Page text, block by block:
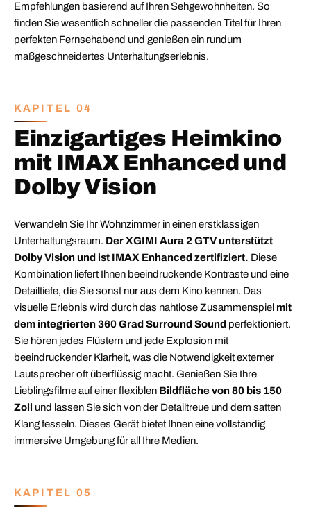
Empfehlungen basierend auf Ihren Sehgewohnheiten. So
finden Sie wesentlich schneller die passenden Titel für Ihren
perfekten Fernsehabend und genießen ein rundum
maßgeschneidertes Unterhaltungserlebnis.
KAPITEL 04
Einzigartiges Heimkino
mit IMAX Enhanced und
Dolby Vision
Verwandeln Sie Ihr Wohnzimmer in einen erstklassigen
Unterhaltungsraum. Der XGIMI Aura 2 GTV unterstützt
Dolby Vision und ist IMAX Enhanced zertifiziert. Diese
Kombination liefert Ihnen beeindruckende Kontraste und eine
Detailtiefe, die Sie sonst nur aus dem Kino kennen. Das
visuelle Erlebnis wird durch das nahtlose Zusammenspiel mit
dem integrierten 360 Grad Surround Sound perfektioniert.
Sie hören jedes Flüstern und jede Explosion mit
beeindruckender Klarheit, was die Notwendigkeit externer
Lautsprecher oft überflüssig macht. Genießen Sie Ihre
Lieblingsfilme auf einer flexiblen Bildfläche von 80 bis 150
Zoll und lassen Sie sich von der Detailtreue und dem satten
Klang fesseln. Dieses Gerät bietet Ihnen eine vollständig
immersive Umgebung für all Ihre Medien.
KAPITEL 05